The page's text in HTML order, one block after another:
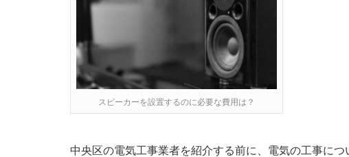
スピーカーを設置するのに必要な費用は？
中央区の電気工事業者を紹介する前に、電気の工事につ